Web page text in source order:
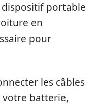
dispositif portable
en
pour
les câbles
batterie,